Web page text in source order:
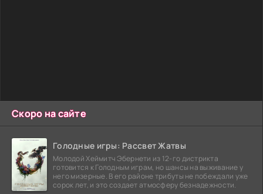
Скоро на сайте
Голодные игры: Рассвет Жатвы
Молодой Хеймитч Эбернети из 12-го дистрикта
готовится к Голодным играм, но шансы на выживание у
него мизерные. В его районе трибуты не побеждали уже
сорок лет, и это создает атмосферу безнадежности.